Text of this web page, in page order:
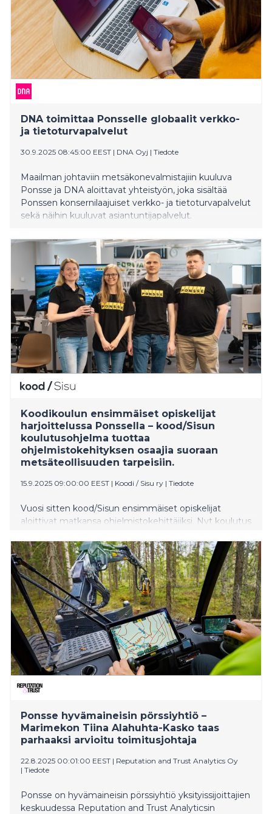
DNA toimittaa Ponsselle globaalit verkko-
ja tietoturvapalvelut
30.9.2025 08:45:00 EEST | DNA Oyj | Tiedote
Maailman johtaviin metsäkonevalmistajiin kuuluva
Ponsse ja DNA aloittavat yhteistyön, joka sisältää
Ponssen konsernilaajuiset verkko- ja tietoturvapalvelut
sekä näihin kuuluvat asiantuntijapalvelut.
Koodikoulun ensimmäiset opiskelijat
harjoittelussa Ponssella – kood/Sisun
koulutusohjelma tuottaa
ohjelmistokehityksen osaajia suoraan
metsäteollisuuden tarpeisiin.
15.9.2025 09:00:00 EEST | Koodi / Sisu ry | Tiedote
Vuosi sitten kood/Sisun ensimmäiset opiskelijat
aloittivat matkansa ohjelmistokehittäjiksi. Nyt koulutus
suoraan yrityksiin: kolme opiskelijaa aloitti toukokuussa
2025 harjoittelunsa metsäkonevalmistaja Ponssella.
Ponsse hyvämaineisin pörssiyhtiö –
Marimekon Tiina Alahuhta-Kasko taas
parhaaksi arvioitu toimitusjohtaja
22.8.2025 00:01:00 EEST | Reputation and Trust Analytics Oy
| Tiedote
Ponsse on hyvämaineisin pörssiyhtiö yksityissijoittajien
keskuudessa Reputation and Trust Analyticsin